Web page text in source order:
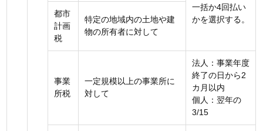
一括か4回払い
かを選択する。
都市
計画
税
特定の地域内の土地や建
物の所有者に対して
事業
所税
一定規模以上の事業所に
対して
法人：事業年度
終了の日から2
カ月以内
個人：翌年の
3/15